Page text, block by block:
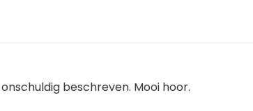
beschreven. Mooi hoor.